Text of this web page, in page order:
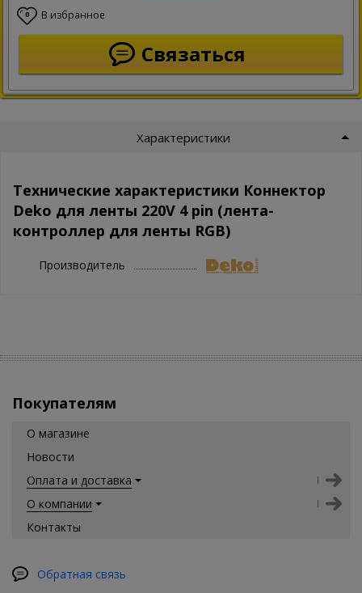
0 В избранное
Связаться
Характеристики
Технические характеристики Коннектор
Deko для ленты 220V 4 pin (лента-
контроллер для ленты RGB)
Производитель
Покупателям
О магазине
Новости
Оплата и доставка
О компании
Контакты
Обратная связь